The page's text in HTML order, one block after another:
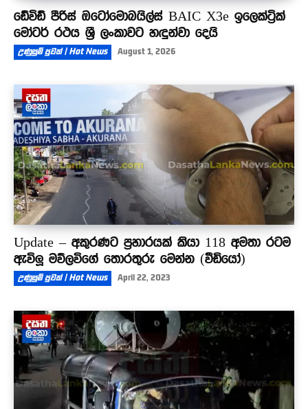
ඩේවිඩ් පීරිස් ඔටෝමොබයිල්ස් BAIC X3e ඉලෙක්ට්‍රික්
මෝටර් රථය ශ්‍රී ලංකාවට හඳුන්වා දෙයි
උණුසුම් පුවත් | Hot News August 1, 2026
Update – අකුරණට ප්‍රහාරයක් කියා 118 අමතා රටම
ඇවිලූ මව්ලවිගේ තොරතුරු මෙන්න (වීඩියෝ)
උණුසුම් පුවත් | Hot News April 22, 2023